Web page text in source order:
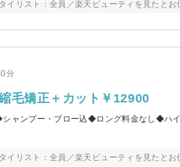
リスト：全員／楽天ビューティを見たとお
分
毛矯正＋カット￥12900
ャンプー・ブロー込◆ロング料金なし◆ハ
リスト：全員／楽天ビューティを見たとお